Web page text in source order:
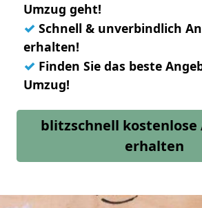
Umzug geht!
✓ Schnell & unverbindlich
erhalten!
✓ Finden Sie das beste
Umzug!
blitzschnell kostenlose
erhalten